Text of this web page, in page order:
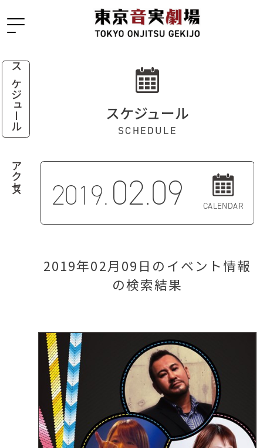
スケジュール
アクセス
スケジュール
SCHEDULE
2019.02.09 CALENDAR
2019年02月09日のイベント情報
の検索結果